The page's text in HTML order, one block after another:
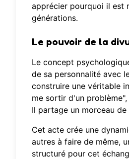
apprécier pourquoi il est
générations.
Le pouvoir de la
Le concept
de sa personnalité avec
construire une véritable
me sortir d'un
Il partage un morceau
Cet acte crée une
autres à faire de même,
structuré pour cet